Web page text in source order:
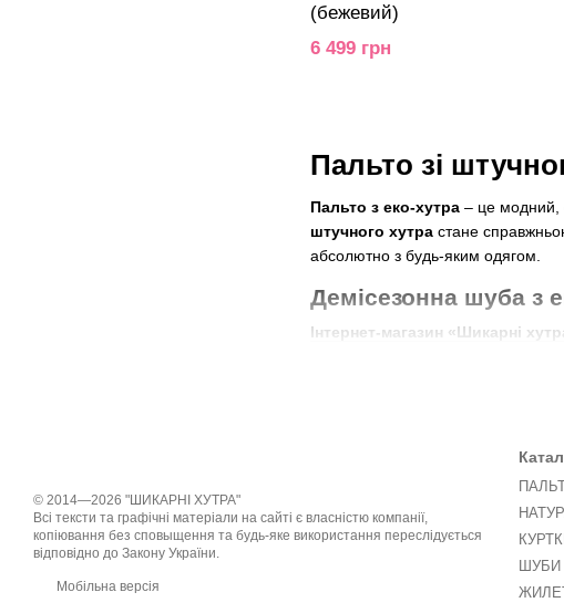
Пальто зі
Пальто з еко-хутра – це модний,
штучного хутра стане
абсолютно з будь-яким одягом.
Демісезонна шуба з
Інтернет-магазин «Шикарні
Дизайнери зробили все можливе,
об'ємні або укорочені рукави,
Доповнюєтьсяжіноча
користуються комбіновані
підлоги, тому що в подібному
Шуба до коліна стане ідеальним
(бежевий)
6 499 грн
© 2014—2026 "ШИКАРНІ ХУТРА"
Всі тексти та графічні матеріали на сайті є власністю компанії,
копіювання без сповыщення та будь-яке використання переслідується
відповідно до Закону України.
Мобільна версія
ШУБИ